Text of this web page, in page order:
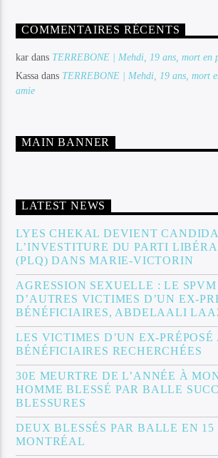
COMMENTAIRES RÉCENTS
kar dans TERREBONE | Mehdi, 19 ans, mort en
Kassa dans TERREBONE | Mehdi, 19 ans, mort
amie
MAIN BANNER
LATEST NEWS
LYES CHEKAL DEVIENT
L’INVESTITURE DU PARTI
(PLQ) DANS MARIE-VICTORIN
AGRESSION SEXUELLE : LE SPVM
D’AUTRES VICTIMES D’UN EX-
BÉNÉFICIAIRES, ABDELAALI
LES VICTIMES D’UN EX-PRÉPOSÉ
BÉNÉFICIAIRES RECHERCHÉES
30E MEURTRE DE L’ANNÉE À
HOMME BLESSÉ PAR BALLE
BLESSURES
DEUX BLESSÉS PAR BALLE EN 15
MONTRÉAL